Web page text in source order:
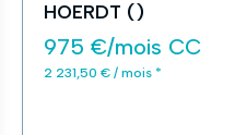
HOERDT ()
975 €/mois CC
2 231,50 € / mois *